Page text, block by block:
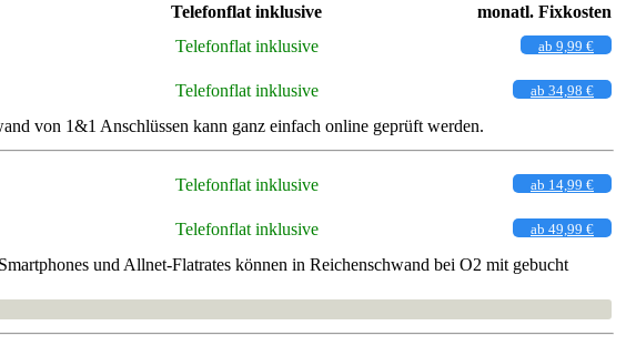
Telefonflat inklusive
monatl. Fixkosten
Telefonflat inklusive ab 9,99 €
Telefonflat inklusive ab 34,98 €
von 1&1 Anschlüssen kann ganz einfach online geprüft werden.
Telefonflat inklusive ab 14,99 €
Telefonflat inklusive ab 49,99 €
und Allnet-Flatrates können in Reichenschwand bei O2 mit gebucht